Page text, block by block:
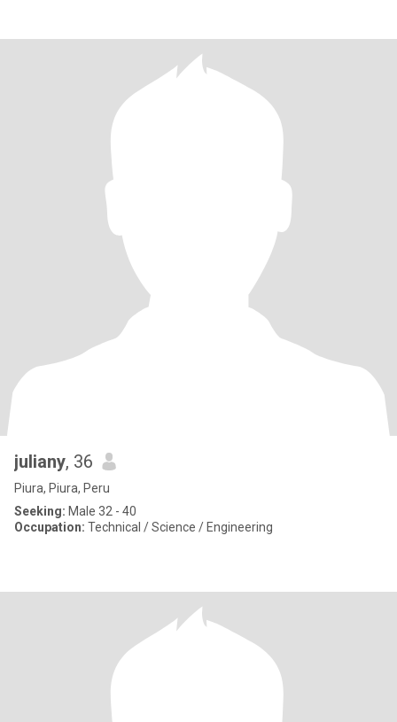
juliany, 36
Piura, Piura, Peru
Seeking: Male 32 - 40
Occupation: Technical / Science / Engineering